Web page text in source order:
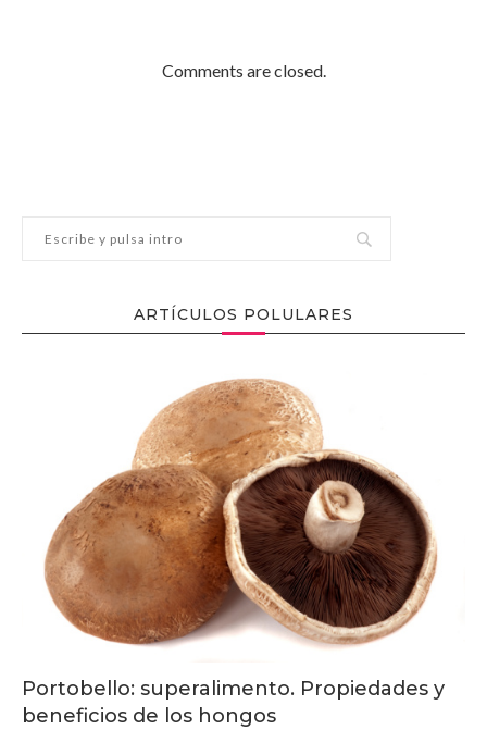
Comments are closed.
ARTÍCULOS POLULARES
Portobello: superalimento. Propiedades y
beneficios de los hongos